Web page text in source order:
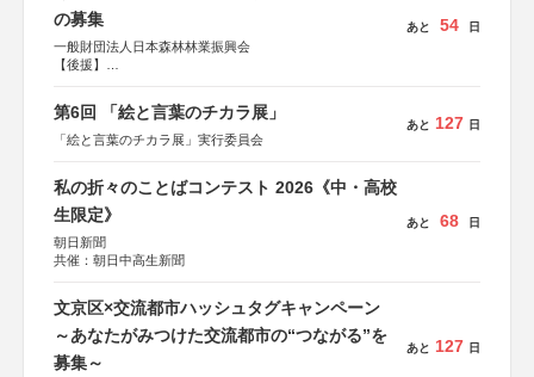
の募集
一般財団法人日本森林林業振興会
【後援】
会、森林火災対策協会
あと 54 日
第6回 「絵と言葉のチカラ展」
「絵と言葉のチカラ展」実行委員会
あと 127 日
私の折々のことばコンテスト 2026《中・高校
生限定》
朝日新聞
共催：朝日中高生新聞
あと 68 日
文京区×交流都市ハッシュタグキャンペーン
～あなたがみつけた交流都市の“つながる”を
募集～
あと 127 日